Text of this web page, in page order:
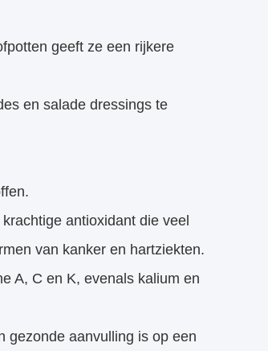
geeft ze een rijkere
en salade dressings te
antioxidant die veel
van kanker en hartziekten.
A, C en K, evenals kalium en
gezonde aanvulling is op een